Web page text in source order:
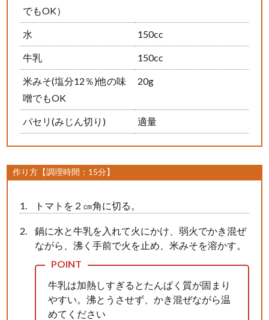
でもOK）
水 150cc
牛乳 150cc
米みそ(塩分12％)他の味
噌でもOK
20g
パセリ(みじん切り) 適量
作り方【調理時間：15分】
トマトを２㎝角に切る。
鍋に水と牛乳を入れて火にかけ、弱火でかき混ぜ
ながら、沸く手前で火を止め、米みそを溶かす。
牛乳は加熱しすぎるとたんぱく質が固まり
やすい。沸とうさせず、かき混ぜながら温
めてください